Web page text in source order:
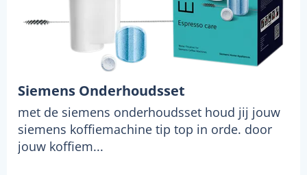
Siemens Onderhoudsset
met de siemens onderhoudsset houd jij jouw
siemens koffiemachine tip top in orde. door
jouw koffiem...